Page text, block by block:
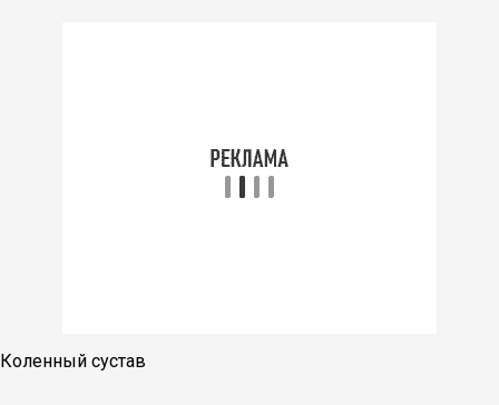
Коленный сустав